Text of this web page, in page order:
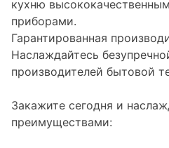
кухню
приборами.
Гарантированная
Наслаждайтесь
производителей бытовой
Закажите сегодня и
преимуществами: